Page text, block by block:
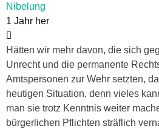
Nibelung
1 Jahr her
Hätten wir mehr davon, die sich
Unrecht und die permanente
Amtspersonen zur Wehr setzten,
heutigen Situation, denn vieles
man sie trotz Kenntnis weiter
bürgerlichen Pflichten sträflich